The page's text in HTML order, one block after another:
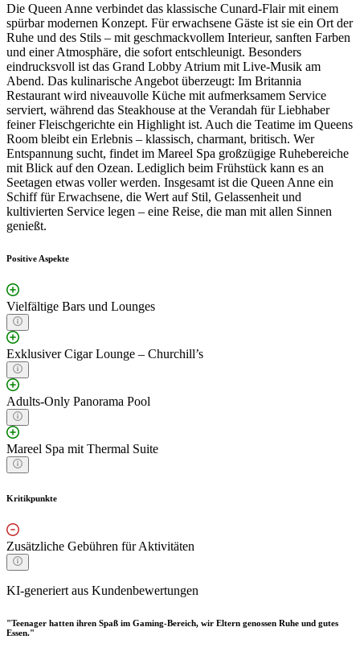
Die Queen Anne verbindet das klassische Cunard-Flair mit einem
spürbar modernen Konzept. Für erwachsene Gäste ist sie ein Ort der
Ruhe und des Stils – mit geschmackvollem Interieur, sanften Farben
und einer Atmosphäre, die sofort entschleunigt. Besonders
eindrucksvoll ist das Grand Lobby Atrium mit Live-Musik am
Abend. Das kulinarische Angebot überzeugt: Im Britannia
Restaurant wird niveauvolle Küche mit aufmerksamem Service
serviert, während das Steakhouse at the Verandah für Liebhaber
feiner Fleischgerichte ein Highlight ist. Auch die Teatime im Queens
Room bleibt ein Erlebnis – klassisch, charmant, britisch. Wer
Entspannung sucht, findet im Mareel Spa großzügige Ruhebereiche
mit Blick auf den Ozean. Lediglich beim Frühstück kann es an
Seetagen etwas voller werden. Insgesamt ist die Queen Anne ein
Schiff für Erwachsene, die Wert auf Stil, Gelassenheit und
kultivierten Service legen – eine Reise, die man mit allen Sinnen
genießt.
Positive Aspekte
Vielfältige Bars und Lounges
Exklusiver Cigar Lounge – Churchill’s
Adults-Only Panorama Pool
Mareel Spa mit Thermal Suite
Kritikpunkte
Zusätzliche Gebühren für Aktivitäten
KI-generiert aus Kundenbewertungen
"Teenager hatten ihren Spaß im Gaming-Bereich, wir Eltern genossen Ruhe und gutes
Essen."